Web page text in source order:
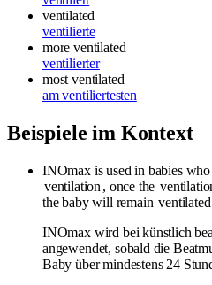
ventilated
ventilierte
more ventilated
ventilierter
most ventilated
am ventiliertesten
Beispiele im Kontext
INOmax is used in babies
ventilation , once the
the baby will remain ventilated
INOmax wird bei künstlich
angewendet, sobald die
Baby über mindestens 24